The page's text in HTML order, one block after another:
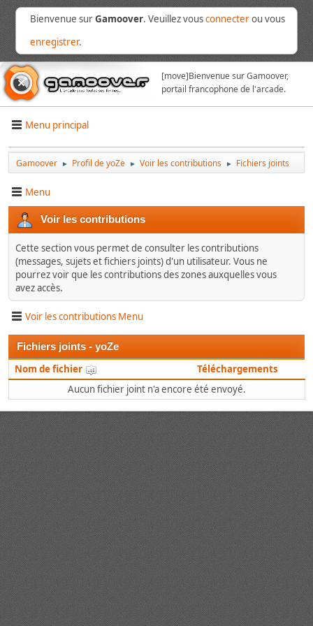
Bienvenue surGamoover. Veuillez vousconnecterou vous
enregistrer.
[move]Bienvenue sur Gamoover,
portail francophone de l'arcade.
Menu principal
Gamoover ► Profil de yoZe ► Voir les contributions ► Fichiers joints
Menu
Voir les contributions
Cette section vous permet de consulter les contributions
(messages, sujets et fichiers joints) d'un utilisateur. Vous ne
pourrez voir que les contributions des zones auxquelles vous
avez accès.
Voir les contributions Menu
Fichiers joints - yoZe
Nom de fichier
Téléchargements
Aucun fichier joint n'a encore été envoyé.